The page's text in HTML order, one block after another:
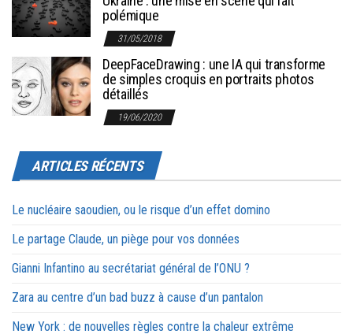
polémique
31/05/2018
DeepFaceDrawing : une IA qui transforme
de simples croquis en portraits photos
détaillés
19/06/2020
ARTICLES RÉCENTS
Le nucléaire saoudien, ou le risque d’un effet domino
Le partage Claude, un piège pour vos données
Gianni Infantino au secrétariat général de l’ONU ?
Zara au centre d’un bad buzz à cause d’un pantalon
New York : de nouvelles règles contre la chaleur extrême